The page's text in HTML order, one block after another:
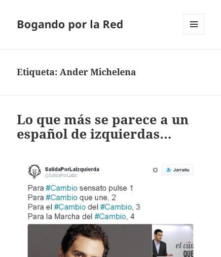
Bogando por la Red
Etiqueta:Ander Michelena
Lo que más se parece a un
español de izquierdas…